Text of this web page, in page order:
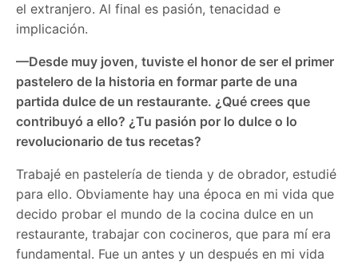
el extranjero. Al final es pasión, tenacidad e
implicación.
—Desde muy joven, tuviste el honor de ser el primer
pastelero de la historia en formar parte de una
partida dulce de un restaurante. ¿Qué crees que
contribuyó a ello? ¿Tu pasión por lo dulce o lo
revolucionario de tus recetas?
Trabajé en pastelería de tienda y de obrador, estudié
para ello. Obviamente hay una época en mi vida que
decido probar el mundo de la cocina dulce en un
restaurante, trabajar con cocineros, que para mí era
fundamental. Fue un antes y un después en mi vida